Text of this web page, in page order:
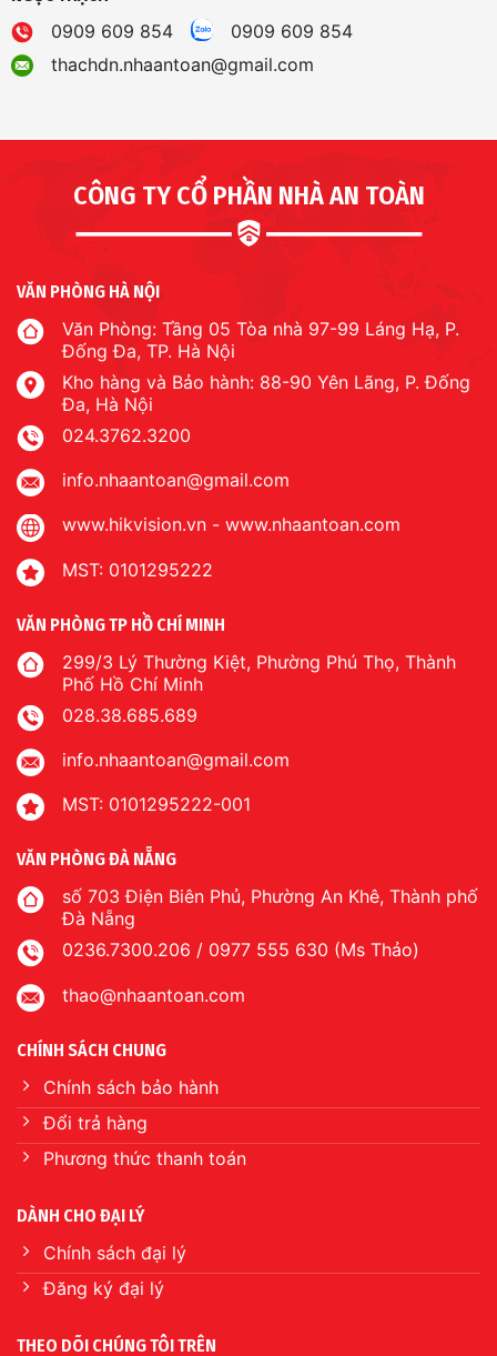
0909 609 854
0909 609 854
thachdn.nhaantoan@gmail.com
CÔNG TY CỔ PHẦN NHÀ AN TOÀN
VĂN PHÒNG HÀ NỘI
Văn Phòng: Tầng 05 Tòa nhà 97-99 Láng Hạ, P.
Đống Đa, TP. Hà Nội
Kho hàng và Bảo hành: 88-90 Yên Lãng, P. Đống
Đa, Hà Nội
024.3762.3200
info.nhaantoan@gmail.com
www.hikvision.vn - www.nhaantoan.com
MST: 0101295222
VĂN PHÒNG TP HỒ CHÍ MINH
299/3 Lý Thường Kiệt, Phường Phú Thọ, Thành
Phố Hồ Chí Minh
028.38.685.689
info.nhaantoan@gmail.com
MST: 0101295222-001
VĂN PHÒNG ĐÀ NẴNG
số 703 Điện Biên Phủ, Phường An Khê, Thành phố
Đà Nẵng
0236.7300.206 / 0977 555 630 (Ms Thảo)
thao@nhaantoan.com
CHÍNH SÁCH CHUNG
Chính sách bảo hành
Đổi trả hàng
Phương thức thanh toán
DÀNH CHO ĐẠI LÝ
Chính sách đại lý
Đăng ký đại lý
THEO DÕI CHÚNG TÔI TRÊN